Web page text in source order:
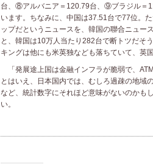
台、⑧アルバニア＝120.79台、⑨ブラジル＝
います。ちなみに、中国は37.51台で77位。
ップだというニュースを、韓国の聯合ニュー
と、韓国は10万人当たり282台で断トツだそ
キングは他にも米英独なども落ちていて、英
「発展途上国は金融インフラが脆弱で、
とはいえ、日本国内では、むしろ過疎の地域
など、統計数字にそれほど意味がないのかも
い。